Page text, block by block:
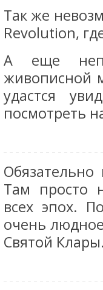
Так же
Revolution,
А еще
живописной
удастся
посмотреть
Обязательно
Там просто
всех эпох.
очень
Святой